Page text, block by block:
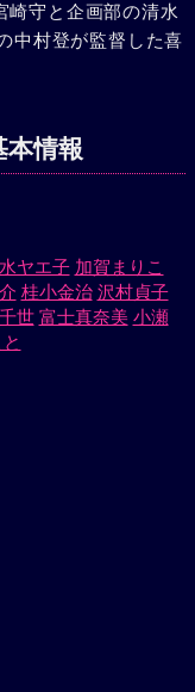
に移ったのだが、こ
いた。そうとは知ら
一子と一緒にさせ
ることを調べあげ
ートへ押しよせて
之助と一子のカッ
。
崎守と企画部の清水
中村登が監督した喜
情報
ヤエ子 加賀まりこ
桂小金治 沢村貞子
世 富士真奈美 小瀬